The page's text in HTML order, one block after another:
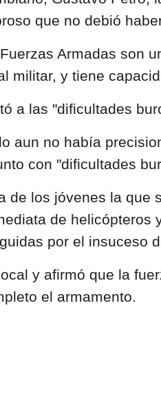
que no debió
Armadas son
militar, y tiene
a las "dificultades
aun no había
con "dificultades
de los jóvenes la
de
por el insuceso
y afirmó que la
el armamento.